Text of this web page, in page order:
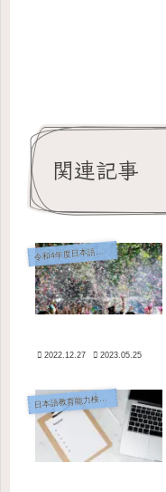
関連記事
令和4年度日本語教育能力検定試験
2022.12.27 2023.05.25
日本語教育能力検定試験とは